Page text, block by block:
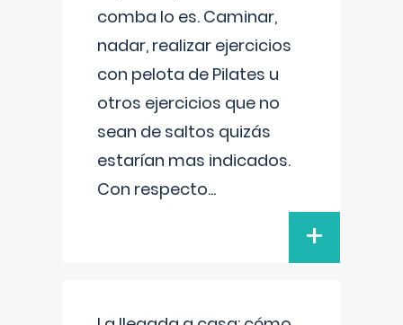
comba lo es. Caminar,
nadar, realizar ejercicios
con pelota de Pilates u
otros ejercicios que no
sean de saltos quizás
estarían mas indicados.
Con respecto...
+